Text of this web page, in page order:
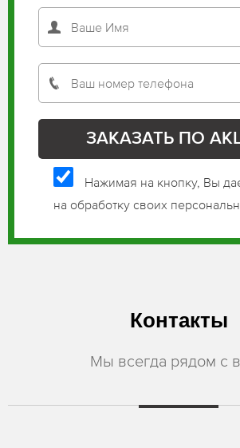
Нажимая на кнопку, Вы
на обработку своих
Контакты
Мы всегда рядом с